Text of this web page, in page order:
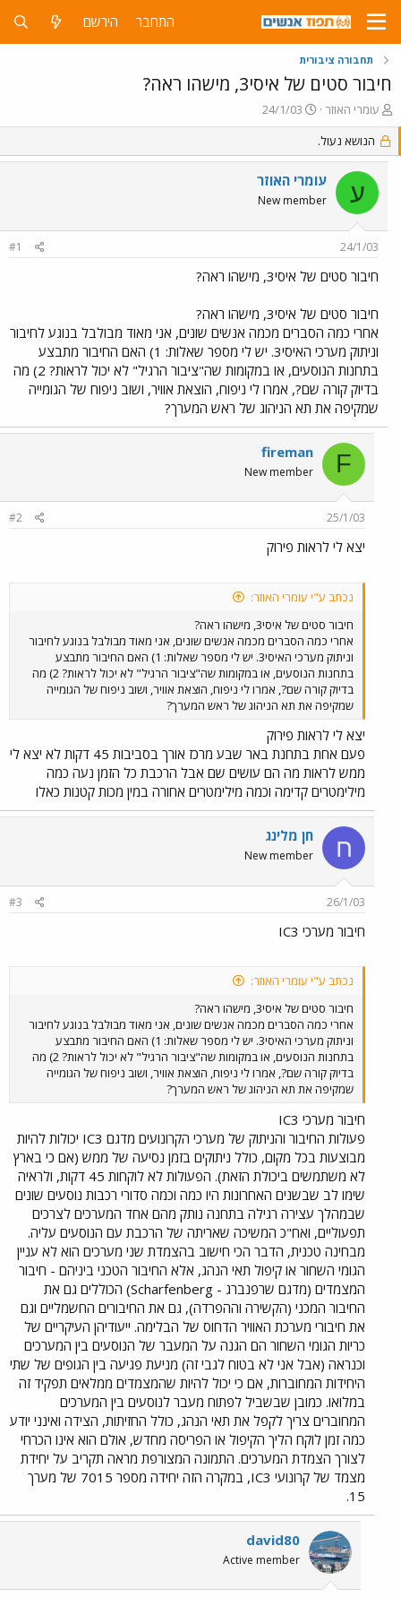
התחבר הירשם
תחבורה ציבורית
חיבור סטים של איסי3, מישהו ראה?
פ
ו
ת
ח
נ
עומרי האוזר
פ
ו
ס
ם
ב
ת
ך
24/1/03
הנושא נעול.
ע עומרי האוזר
New member
24/1/03
#1
חיבור סטים של איסי3, מישהו ראה?
חיבור סטים של איסי3, מישהו ראה?
אחרי כמה הסברים מכמה אנשים שונים, אני מאוד מבולבל בנוגע לחיבור
וניתוק מערכי האיסי3. יש לי מספר שאלות: 1) האם החיבור מתבצע
בתחנות הנוסעים, או במקומות שה"ציבור הרגיל" לא יכול לראות? 2) מה
בדיוק קורה שם?, אמרו לי ניפוח, הוצאת אוויר, ושוב ניפוח של הגומייה
שמקיפה את תא הניהוג של ראש המערך?
F
fireman
New member
25/1/03
#2
יצא לי לראות פירוק
נכתב ע"י עומרי האוזר:
חיבור סטים של איסי3, מישהו ראה?
אחרי כמה הסברים מכמה אנשים שונים, אני מאוד מבולבל בנוגע לחיבור
וניתוק מערכי האיסי3. יש לי מספר שאלות: 1) האם החיבור מתבצע
בתחנות הנוסעים, או במקומות שה"ציבור הרגיל" לא יכול לראות? 2) מה
בדיוק קורה שם?, אמרו לי ניפוח, הוצאת אוויר, ושוב ניפוח של הגומייה
שמקיפה את תא הניהוג של ראש המערך?
יצא לי לראות פירוק
פעם אחת בתחנת באר שבע מרכז אורך בסביבות 45 דקות לא יצא לי
ממש לראות מה הם עושים שם אבל הרכבת כל הזמן נעה כמה
מילימטרים קדימה וכמה מילימטרים אחורה במין מכות קטנות כאלו
ח חן מלינג
New member
26/1/03
#3
חיבור מערכי IC3
נכתב ע"י עומרי האוזר:
חיבור סטים של איסי3, מישהו ראה?
אחרי כמה הסברים מכמה אנשים שונים, אני מאוד מבולבל בנוגע לחיבור
וניתוק מערכי האיסי3. יש לי מספר שאלות: 1) האם החיבור מתבצע
בתחנות הנוסעים, או במקומות שה"ציבור הרגיל" לא יכול לראות? 2) מה
בדיוק קורה שם?, אמרו לי ניפוח, הוצאת אוויר, ושוב ניפוח של הגומייה
שמקיפה את תא הניהוג של ראש המערך?
חיבור מערכי IC3
פעולות החיבור והניתוק של מערכי הקרונועים מדגם IC3 יכולות להיות
מבוצעות בכל מקום, כולל ניתוקים בזמן נסיעה של ממש (אם כי בארץ
לא משתמשים ביכולת הזאת). הפעולות לא לוקחות 45 דקות, ולראיה
שימו לב שבשנים האחרונות היו כמה וכמה סדורי רכבות נוסעים שונים
שבמהלך עצירה רגילה בתחנה נותק מהם אחד המערכים לצרכים
תפעוליים, ואח"כ המשיכה שאריתה של הרכבת עם הנוסעים עליה.
מבחינה טכנית, הדבר הכי חישוב בהצמדת שני מערכים הוא לא עניין
הגומי השחור או קיפול תאי הנהג, אלא החיבור הטכני ביניהם - חיבור
המצמדים (מדגם שרפנברג - Scharfenberg) הכוללים גם את
החיבור המכני (הקשירה וההפרדה), גם את החיבורים החשמליים וגם
את חיבורי מערכת האוויר הדחוס של הבלימה. ייעודיהן העיקריים של
כריות הגומי השחור הם הגנה על המעבר של הנוסעים בין המערכים
וכנראה (אבל אני לא בטוח לגבי זה) מניעת פגיעה בין הגופים של שתי
היחידות המחוברות, אם כי יכול להיות שהמצמדים ממלאים תפקיד זה
במלואו. כמובן שבשביל לפתוח מעבר לנוסעים בין המערכים
המחוברים צריך לקפל את תאי הנהג, כולל החזיתות, הצידה ואינני יודע
כמה זמן לוקח הליך הקיפול או הפריסה מחדש, אולם הוא אינו הכרחי
לצורך הצמדת המערכים. התמונה המצורפת מראה תקריב על יחידת
מצמד של קרונועי IC3, במקרה הזה יחידה מספר 7015 של מערך
15.
david80
Active member